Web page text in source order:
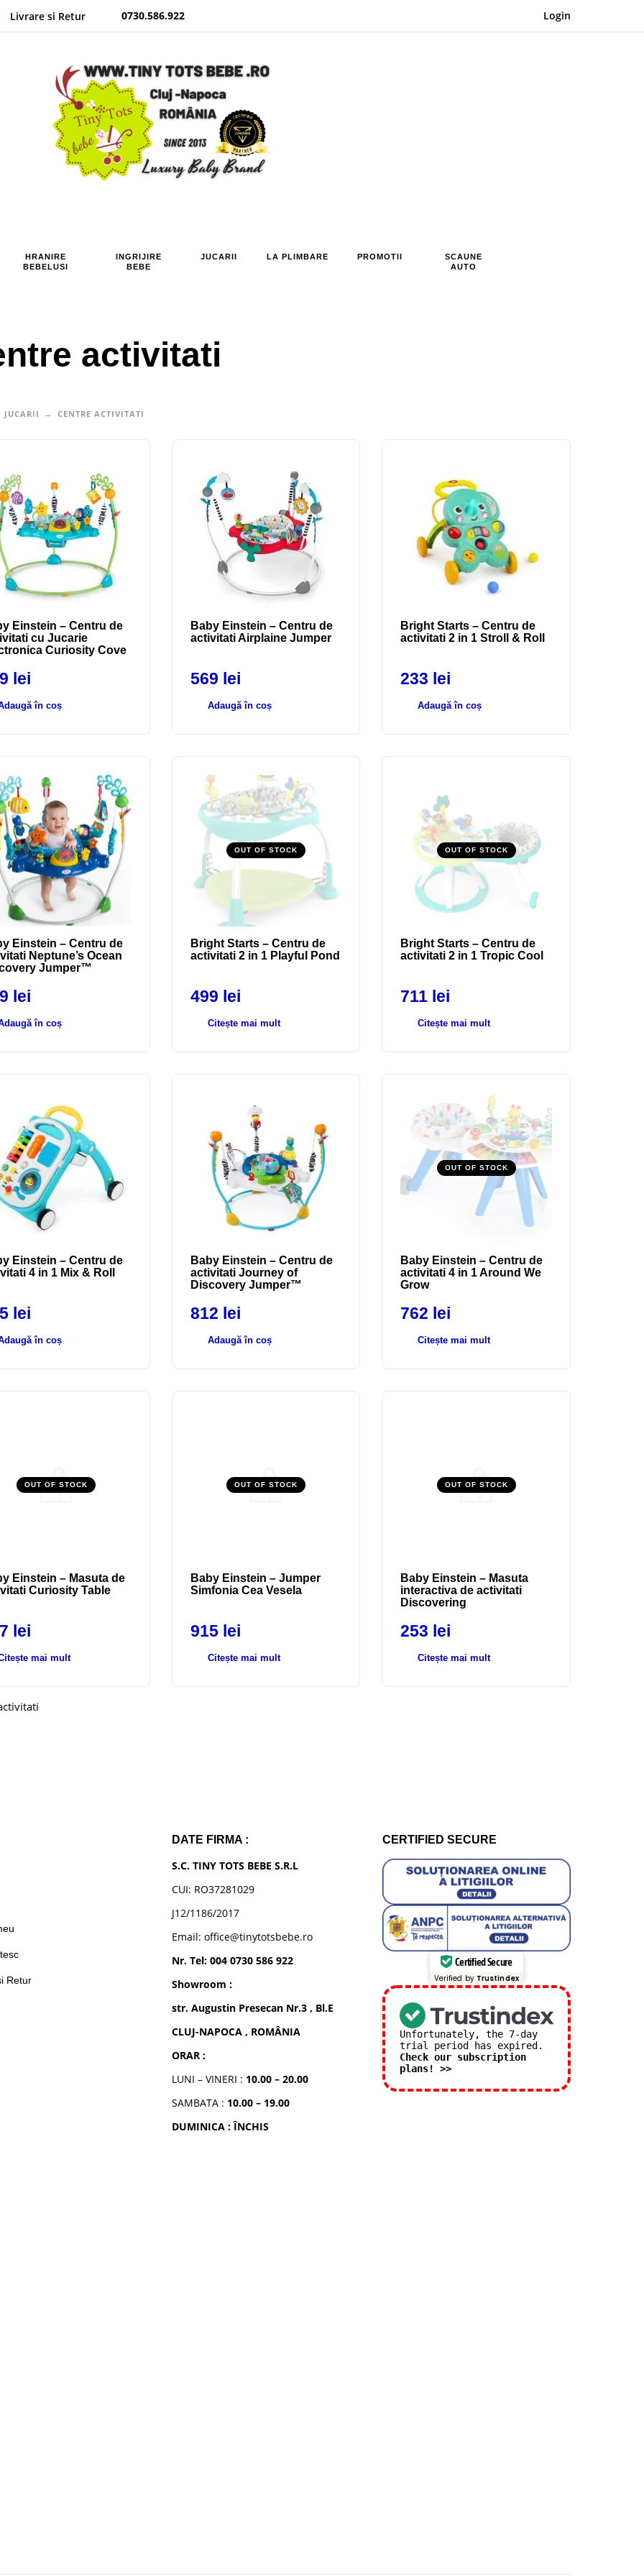
Livrare si Retur 0730.586.922 Login
HRANIRE
BEBELUSI
INGRIJIRE
BEBE
JUCARII LA PLIMBARE PROMOTII
SCAUNE
AUTO
activitati
JUCARII CENTRE ACTIVITATI
Einstein – Centru de
cu Jucarie
Curiosity Cove
lei
în coș
Baby Einstein – Centru de
activitati Airplaine Jumper
569 lei
Adaugă în coș
Bright Starts – Centru de
activitati 2 in 1 Stroll & Roll
233 lei
Adaugă în coș
Einstein – Centru de
Neptune’s Ocean
Jumper™
lei
în coș
OUT OF STOCK
Bright Starts – Centru de
activitati 2 in 1 Playful Pond
499 lei
Citește mai mult
OUT OF STOCK
Bright Starts – Centru de
activitati 2 in 1 Tropic Cool
711 lei
Citește mai mult
Einstein – Centru de
4 in 1 Mix & Roll
lei
în coș
Baby Einstein – Centru de
activitati Journey of
Discovery Jumper™
812 lei
Adaugă în coș
OUT OF STOCK
Baby Einstein – Centru de
activitati 4 in 1 Around We
Grow
762 lei
Citește mai mult
OUT OF STOCK
Einstein – Masuta de
Curiosity Table
lei
mai mult
OUT OF STOCK
Baby Einstein – Jumper
Simfonia Cea Vesela
915 lei
Citește mai mult
OUT OF STOCK
Baby Einstein – Masuta
interactiva de activitati
Discovering
253 lei
Citește mai mult
Retur
DATE FIRMA :
S.C. TINY TOTS BEBE S.R.L
CUI: RO37281029
J12/1186/2017
Email: office@tinytotsbebe.ro
Nr. Tel: 004 0730 586 922
Showroom :
str. Augustin Presecan Nr.3 , Bl.E
CLUJ-NAPOCA , ROMÂNIA
ORAR :
LUNI – VINERI : 10.00 – 20.00
SAMBATA : 10.00 – 19.00
DUMINICA : ÎNCHIS
CERTIFIED SECURE
Certified Secure
Verified by Trustindex
Unfortunately, the 7-day
trial period has expired.
Check our subscription
plans! >>